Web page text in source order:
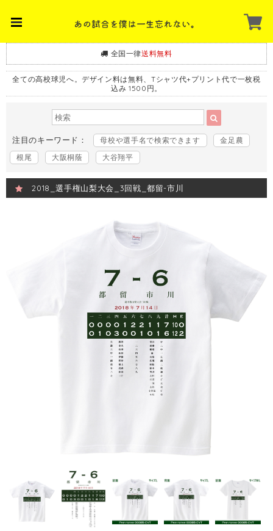
全国一律送料無料
全ての高校球児へ。デザイン料は無料、Tシャツ代+プリント代で一枚税
込み 1500円。
注目のキーワード： 母校や選手名で検索できます
金足農
根尾
大阪桐蔭 大谷翔平
2018_選手権山梨大会_3回戦_都留-市川